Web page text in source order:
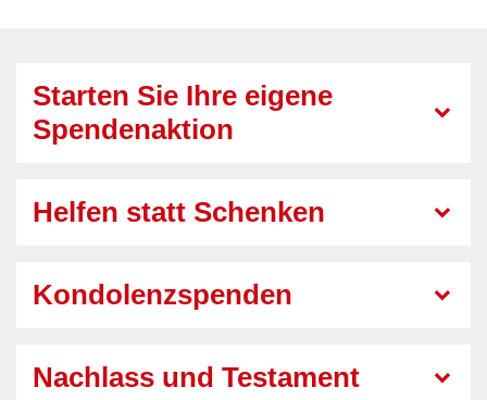
Starten Sie Ihre eigene
Spendenaktion
Helfen statt Schenken
Kondolenzspenden
Nachlass und Testament